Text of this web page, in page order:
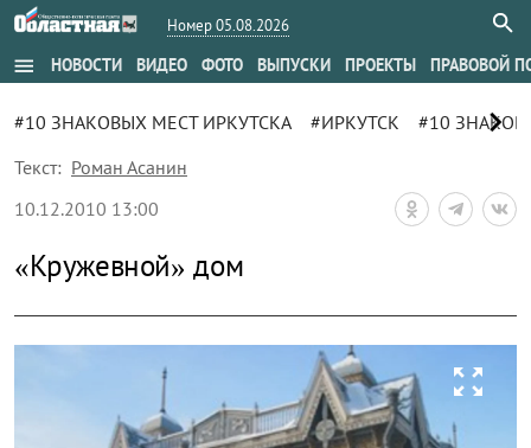
Номер 05.08.2026
menu НОВОСТИ ВИДЕО ФОТО ВЫПУСКИ ПРОЕКТЫ ПРАВОВОЙ
#10 ЗНАКОВЫХ МЕСТ ИРКУТСКА #ИРКУТСК #10 chevron_right
Текст: Роман Асанин
10.12.2010 13:00
«Кружевной» дом
zoom_out_map